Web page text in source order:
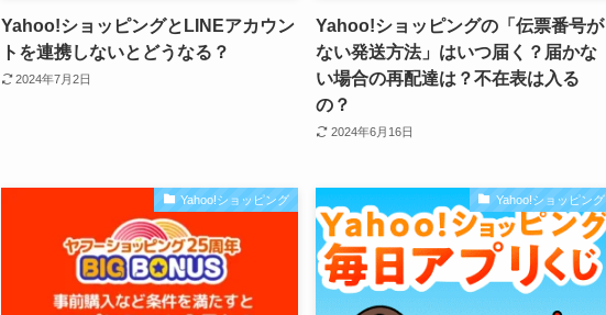
Yahoo!ショッピングとLINEアカウン
トを連携しないとどうなる？
2024年7月2日
Yahoo!ショッピングの「伝票番号が
ない発送方法」はいつ届く？届かな
い場合の再配達は？不在表は入る
の？
2024年6月16日
Yahoo!ショッピング Yahoo!ショッピング